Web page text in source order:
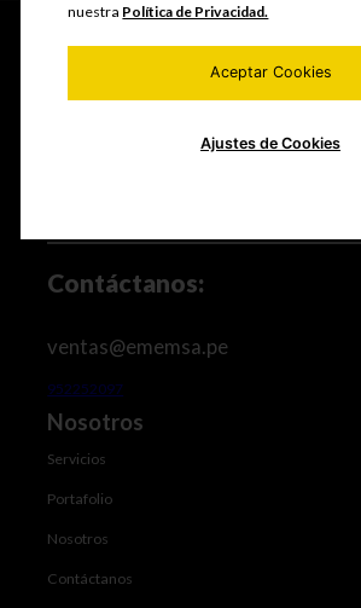
Fabricamos y comercializamos productos seriados,
equipos mineros e industriales, trabajos de maestranza
Contáctanos:
ventas@ememsa.pe
952252097
Nosotros
Servicios
Portafolio
Nosotros
Contáctanos
nuestra Política de Privacidad.
Aceptar Cookies
Ajustes de Cookies